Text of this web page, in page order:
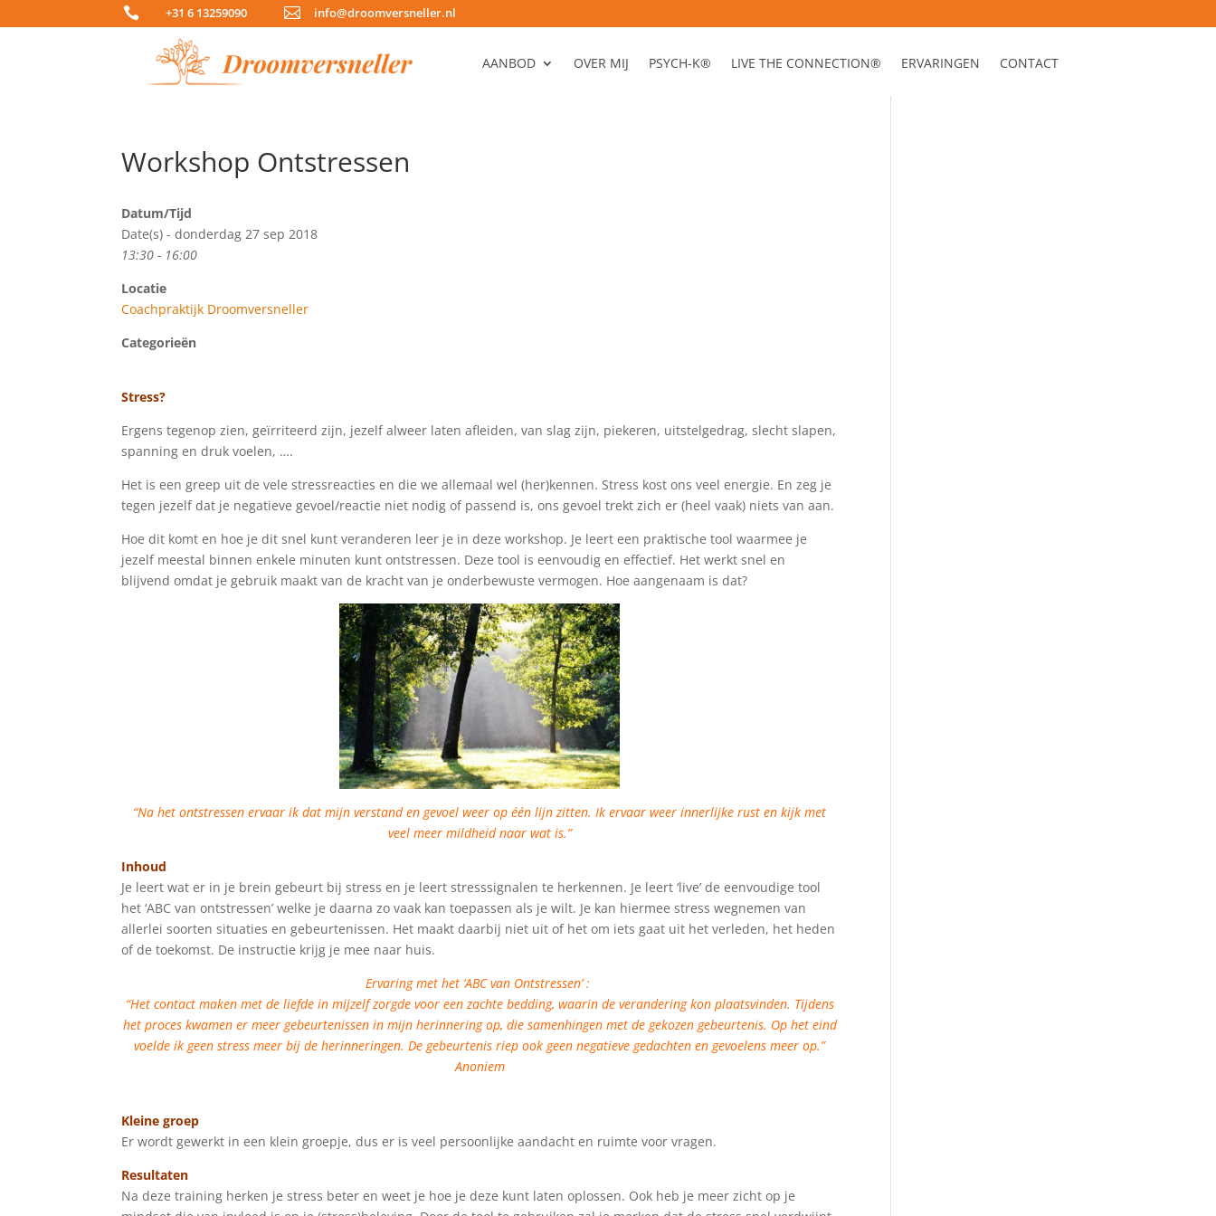
 +31 6 13259090  info@droomversneller.nl
AANBOD OVER MIJ PSYCH-K® LIVE THE CONNECTION® ERVARINGEN CONTACT
Workshop Ontstressen
Datum/Tijd
Date(s) - donderdag 27 sep 2018
13:30 - 16:00
Locatie
Coachpraktijk Droomversneller
Categorieën
Stress?
Ergens tegenop zien, geïrriteerd zijn, jezelf alweer laten afleiden, van slag zijn, piekeren, uitstelgedrag, slecht slapen,
spanning en druk voelen, ….
Het is een greep uit de vele stressreacties en die we allemaal wel (her)kennen. Stress kost ons veel energie. En zeg je
tegen jezelf dat je negatieve gevoel/reactie niet nodig of passend is, ons gevoel trekt zich er (heel vaak) niets van aan.
Hoe dit komt en hoe je dit snel kunt veranderen leer je in deze workshop. Je leert een praktische tool waarmee je
jezelf meestal binnen enkele minuten kunt ontstressen. Deze tool is eenvoudig en effectief. Het werkt snel en
blijvend omdat je gebruik maakt van de kracht van je onderbewuste vermogen. Hoe aangenaam is dat?
“Na het ontstressen ervaar ik dat mijn verstand en gevoel weer op één lijn zitten. Ik ervaar weer innerlijke rust en kijk met
veel meer mildheid naar wat is.”
Inhoud
Je leert wat er in je brein gebeurt bij stress en je leert stresssignalen te herkennen. Je leert ‘live’ de eenvoudige tool
het ‘ABC van ontstressen’ welke je daarna zo vaak kan toepassen als je wilt. Je kan hiermee stress wegnemen van
allerlei soorten situaties en gebeurtenissen. Het maakt daarbij niet uit of het om iets gaat uit het verleden, het heden
of de toekomst. De instructie krijg je mee naar huis.
Ervaring met het ‘ABC van Ontstressen’ :
“Het contact maken met de liefde in mijzelf zorgde voor een zachte bedding, waarin de verandering kon plaatsvinden. Tijdens
het proces kwamen er meer gebeurtenissen in mijn herinnering op, die samenhingen met de gekozen gebeurtenis. Op het eind
voelde ik geen stress meer bij de herinneringen. De gebeurtenis riep ook geen negatieve gedachten en gevoelens meer op.”
Anoniem
Kleine groep
Er wordt gewerkt in een klein groepje, dus er is veel persoonlijke aandacht en ruimte voor vragen.
Resultaten
Na deze training herken je stress beter en weet je hoe je deze kunt laten oplossen. Ook heb je meer zicht op je